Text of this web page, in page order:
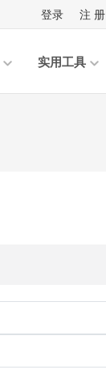
登录 注 册
实用工具